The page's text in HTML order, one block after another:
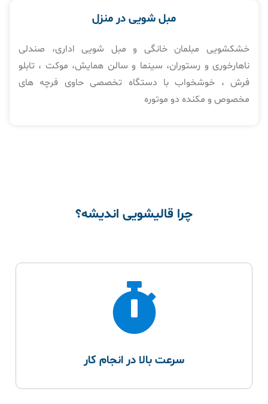
مبل شویی در منزل​
خشکشویی مبلمان خانگی و مبل شویی اداری، صندلی
ناهارخوری و رستوران، سینما و سالن همایش، موکت ، تابلو
فرش ، خوشخواب با دستگاه تخصصی حاوی فرچه های
مخصوص و مکنده دو موتوره
چرا قالیشویی اندیشه؟
سرعت بالا در انجام کار